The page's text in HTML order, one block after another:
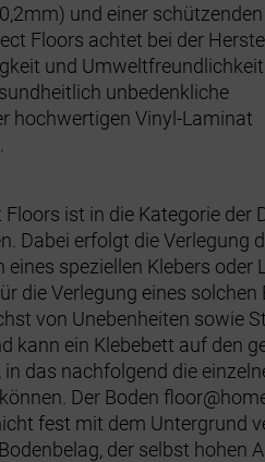
und einer schützenden
Floors achtet bei der
und
unbedenkliche
hochwertigen Vinyl-Laminat
ist in die Kategorie der
Dabei erfolgt die Verlegung
speziellen Klebers oder
die Verlegung eines solchen
von Unebenheiten sowie
kann ein Klebebett auf den
das nachfolgend die
Der Boden
fest mit dem Untergrund
der selbst hohen